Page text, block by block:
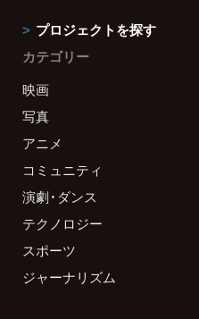
プロジェクトを探す
カテゴリー
映画
写真
アニメ
コミュニティ
演劇・ダンス
テクノロジー
スポーツ
ジャーナリズム